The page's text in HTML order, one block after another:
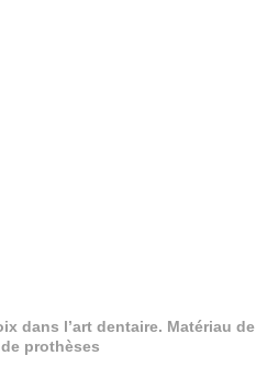
dans l’art dentaire. Matériau de
prothèses